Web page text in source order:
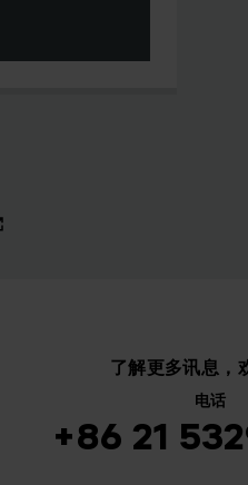
了解更多讯息，
电话
+86 21